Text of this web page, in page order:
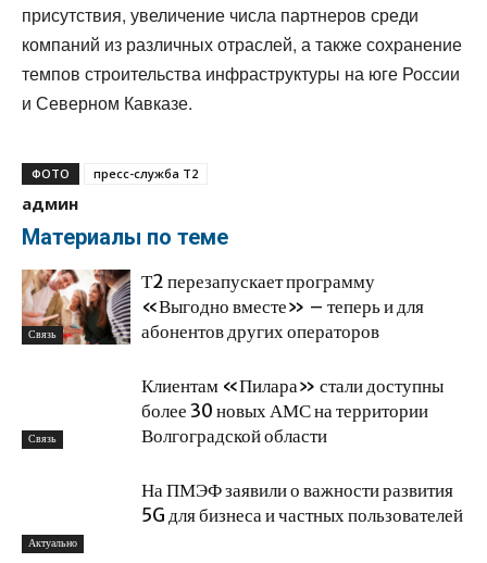
присутствия, увеличение числа партнеров среди
компаний из различных отраслей, а также сохранение
темпов строительства инфраструктуры на юге России
и Северном Кавказе.
ФОТО пресс-служба Т2
админ
Материалы по теме
Связь
Т2 перезапускает программу
«Выгодно вместе» – теперь и для
абонентов других операторов
Связь
Клиентам «Пилара» стали доступны
более 30 новых АМС на территории
Волгоградской области
Актуально
На ПМЭФ заявили о важности развития
5G для бизнеса и частных пользователей